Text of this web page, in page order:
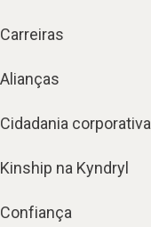
Carreiras
Alianças
Cidadania corporativa
Kinship na Kyndryl
Confiança